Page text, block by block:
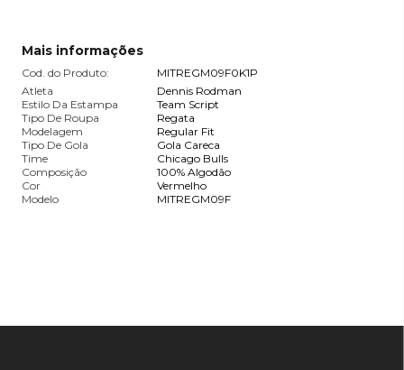
Mais informações
Cod. do Produto:
MITREGM09F0K1P
Atleta
Dennis Rodman
Estilo Da Estampa
Team Script
Tipo De Roupa
Regata
Modelagem
Regular Fit
Tipo De Gola
Gola Careca
Time
Chicago Bulls
Composição
100% Algodão
Cor
Vermelho
Modelo
MITREGM09F